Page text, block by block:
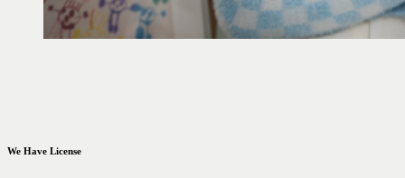
We Have License